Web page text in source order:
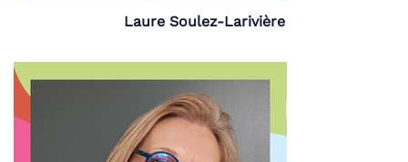
Laure Soulez-Larivière